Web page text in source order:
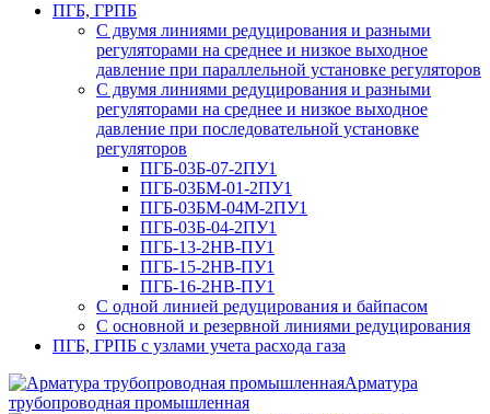
ПГБ, ГРПБ
С двумя линиями редуцирования и разными
регуляторами на среднее и низкое выходное
давление при параллельной установке регуляторов
С двумя линиями редуцирования и разными
регуляторами на среднее и низкое выходное
давление при последовательной установке
регуляторов
ПГБ-03Б-07-2ПУ1
ПГБ-03БМ-01-2ПУ1
ПГБ-03БМ-04М-2ПУ1
ПГБ-03Б-04-2ПУ1
ПГБ-13-2НВ-ПУ1
ПГБ-15-2НВ-ПУ1
ПГБ-16-2НВ-ПУ1
С одной линией редуцирования и байпасом
С основной и резервной линиями редуцирования
ПГБ, ГРПБ с узлами учета расхода газа
Арматура
трубопроводная промышленная